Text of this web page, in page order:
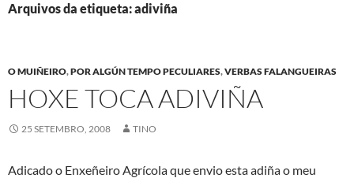
Arquivos da etiqueta: adiviña
O MUIÑEIRO,POR ALGÚN TEMPO PECULIARES,VERBAS FALANGUEIRAS
HOXE TOCA ADIVIÑA
25 SETEMBRO, 2008 TINO
Adicado o Enxeñeiro Agrícola que envio esta adiña o meu